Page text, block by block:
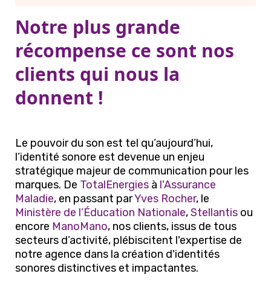
Notre plus grande
récompense ce sont nos
clients qui nous la
donnent !
Le pouvoir du son est tel qu’aujourd’hui,
l’identité sonore est devenue un enjeu
stratégique majeur de communication pour les
marques. De TotalEnergies à l'Assurance
Maladie, en passant parYves Rocher, le
Ministère de l’Éducation Nationale,Stellantis ou
encore ManoMano, nos clients, issus de tous
secteurs d’activité, plébiscitent l'expertise de
notre agence dans la création d'identités
sonores distinctives et impactantes.